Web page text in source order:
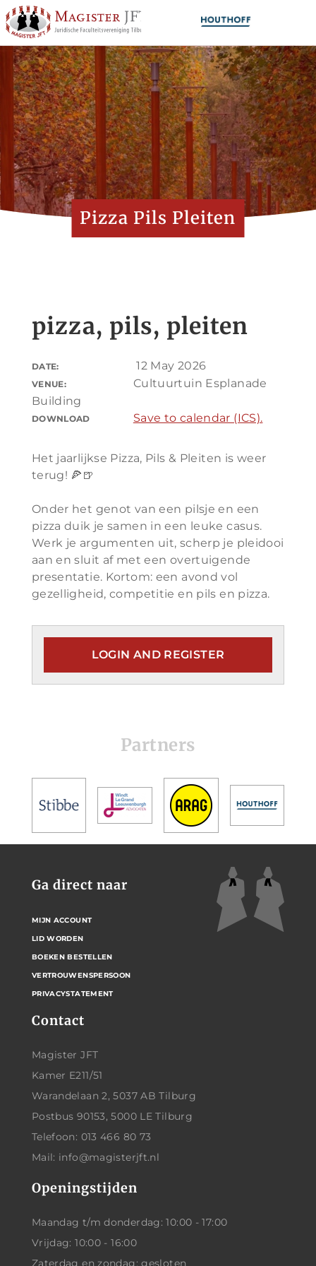
Pizza Pils Pleiten
pizza, pils, pleiten
DATE: 12 May 2026
VENUE:
Cultuurtuin Esplanade
Building
DOWNLOAD Save to calendar (ICS).
Het jaarlijkse Pizza, Pils & Pleiten is weer
terug! 🍕🍺
Onder het genot van een pilsje en een
pizza duik je samen in een leuke casus.
Werk je argumenten uit, scherp je pleidooi
aan en sluit af met een overtuigende
presentatie. Kortom: een avond vol
gezelligheid, competitie en pils en pizza.
LOGIN AND REGISTER
Partners
Contact
Magister JFT
Kamer E211/51
Warandelaan 2, 5037 AB Tilburg
Postbus 90153, 5000 LE Tilburg
Telefoon: 013 466 80 73
Mail: info@magisterjft.nl
Openingstijden
Maandag t/m donderdag: 10:00 - 17:00
Vrijdag: 10:00 - 16:00
Ga direct naar
MIJN ACCOUNT
LID WORDEN
BOEKEN BESTELLEN
VERTROUWENSPERSOON
PRIVACYSTATEMENT